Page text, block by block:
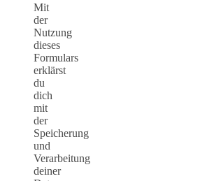
Mit
der
Nutzung
dieses
Formulars
erklärst
du
dich
mit
der
Speicherung
und
Verarbeitung
deiner